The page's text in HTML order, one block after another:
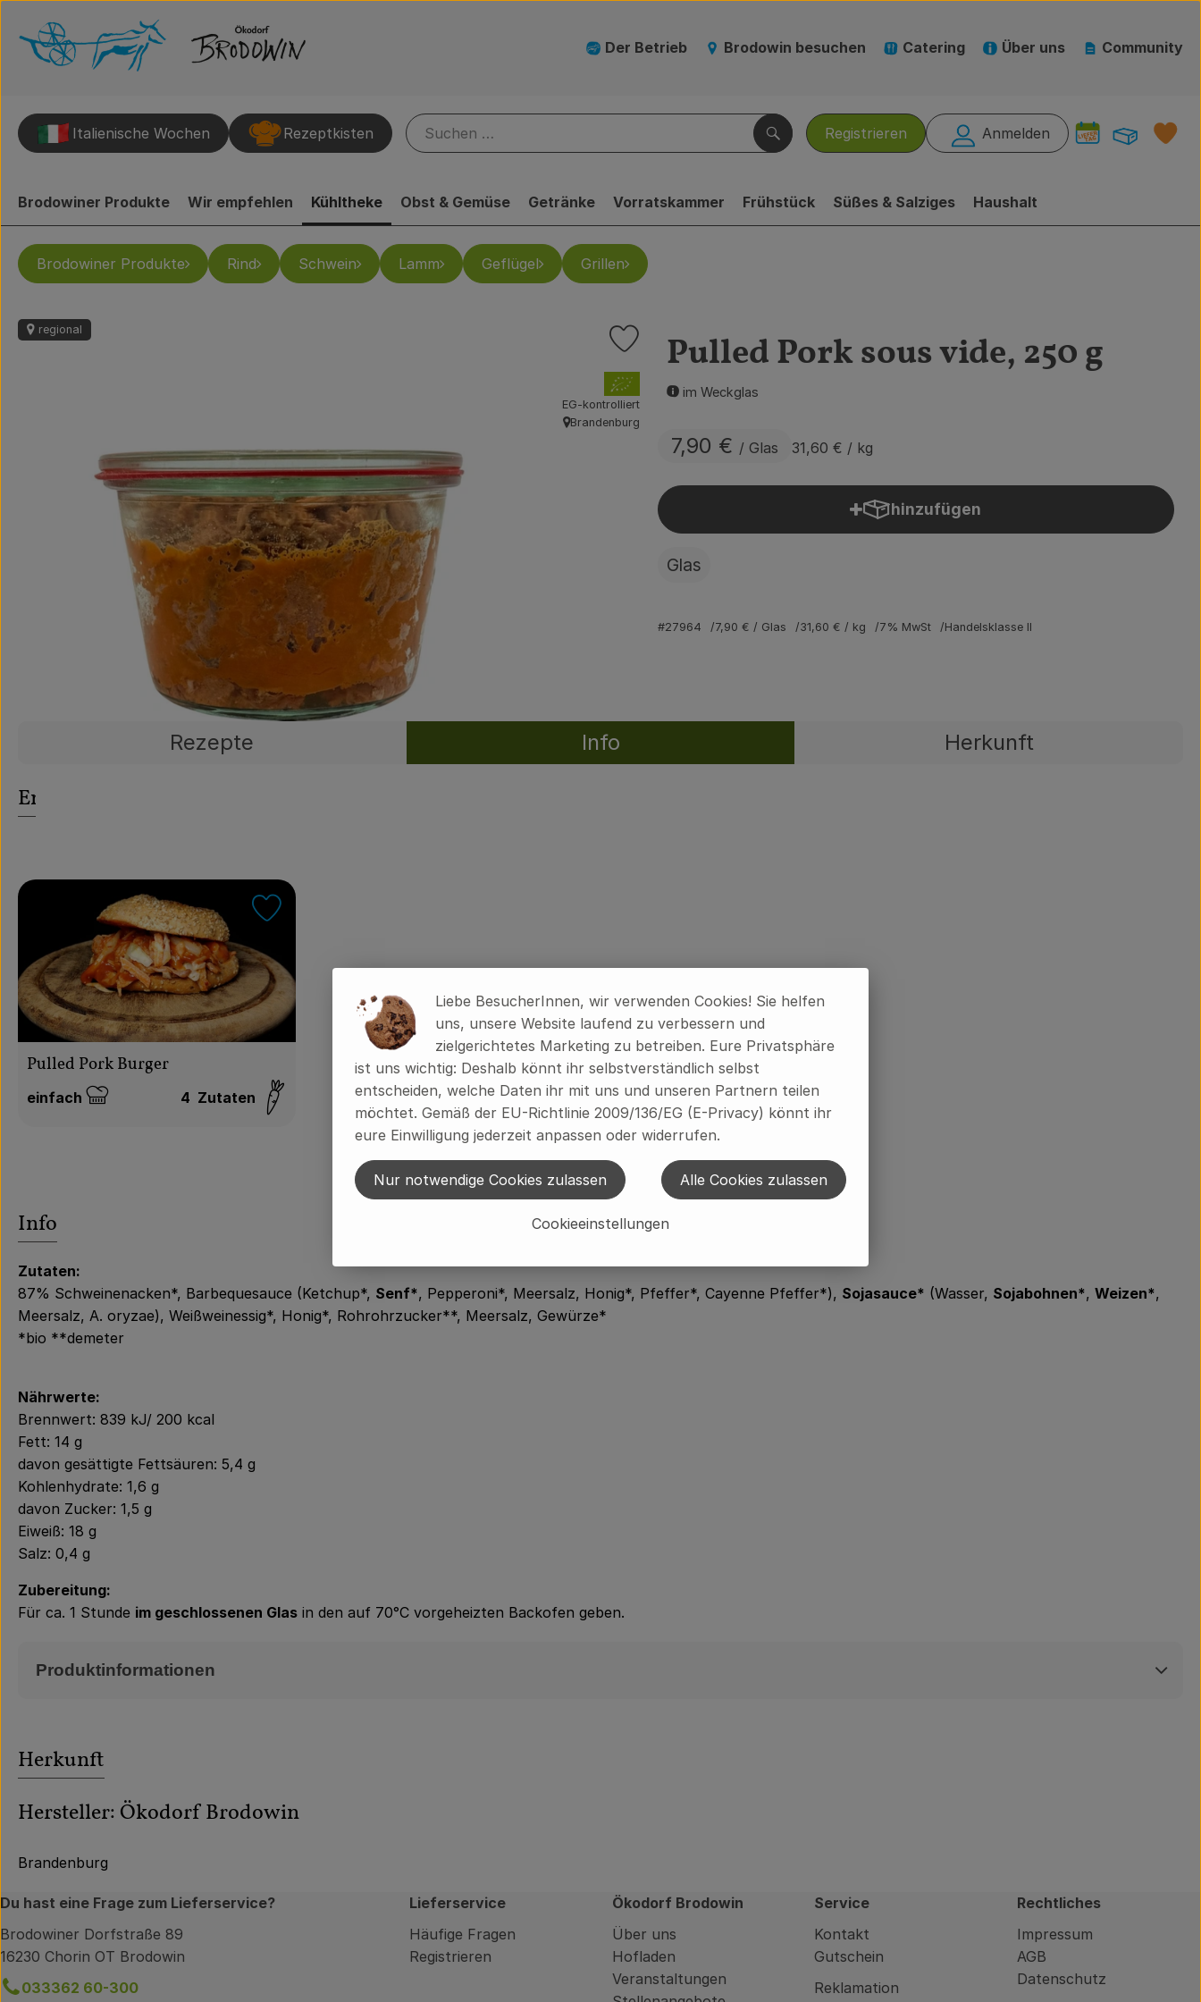
Der Betrieb Brodowin besuchen Catering Über uns Community
Registrieren Anmelden
Suchen
Italienische Wochen Rezeptkisten
Brodowiner Produkte Wir empfehlen Kühltheke Obst & Gemüse Getränke Vorratskammer Frühstück Süßes & Salziges Haushalt
Brodowiner Produkte Rind Schwein Lamm Geflügel Grillen
Pulled Pork sous vide, 250 g
im Weckglas
7,90 € / Glas 31,60 € / kg
regional
Produkt zu Favouriten hinzufügen
, Verband:
EG-kontrolliert
, Herkunft:
Brandenburg
hinzufügen
Produkt zum Warenkorb hinzufügen
Glas
#27964 7,90 € / Glas 31,60 € / kg 7% MwSt Handelsklasse II
Rezepte Info Herkunft
Entdecke passende Rezepte
Pulled Pork Burger
Schwierigkeit:
einfach 4 Zutaten
Info
Zutaten:
87% Schweinenacken*, Barbequesauce (Ketchup*, Senf*, Pepperoni*, Meersalz, Honig*, Pfeffer*, Cayenne Pfeffer*), Sojasauce* (Wasser, Sojabohnen*, Weizen*,
Meersalz, A. oryzae), Weißweinessig*, Honig*, Rohrohrzucker**, Meersalz, Gewürze*
*bio **demeter
Nährwerte:
Brennwert: 839 kJ/ 200 kcal
Fett: 14 g
davon gesättigte Fettsäuren: 5,4 g
Kohlenhydrate: 1,6 g
davon Zucker: 1,5 g
Eiweiß: 18 g
Salz: 0,4 g
Zubereitung:
Für ca. 1 Stunde im geschlossenen Glas in den auf 70°C vorgeheizten Backofen geben.
Produktinformationen
Herkunft
Hersteller: Ökodorf Brodowin
Brandenburg
Du hast eine Frage zum Lieferservice?
Brodowiner Dorfstraße 89
16230 Chorin OT Brodowin
033362 60-300
Lieferservice
Häufige Fragen
Registrieren
Ökodorf Brodowin
Über uns
Hofladen
Veranstaltungen
Service
Kontakt
Gutschein
Reklamation
Rechtliches
Impressum
AGB
Datenschutz
Liebe BesucherInnen, wir verwenden Cookies! Sie helfen
uns, unsere Website laufend zu verbessern und
zielgerichtetes Marketing zu betreiben. Eure Privatsphäre
ist uns wichtig: Deshalb könnt ihr selbstverständlich selbst
entscheiden, welche Daten ihr mit uns und unseren Partnern teilen
möchtet. Gemäß der EU-Richtlinie 2009/136/EG (E-Privacy) könnt ihr
eure Einwilligung jederzeit anpassen oder widerrufen.
Cookieeinstellungen
Nur notwendige Cookies zulassen Alle Cookies zulassen